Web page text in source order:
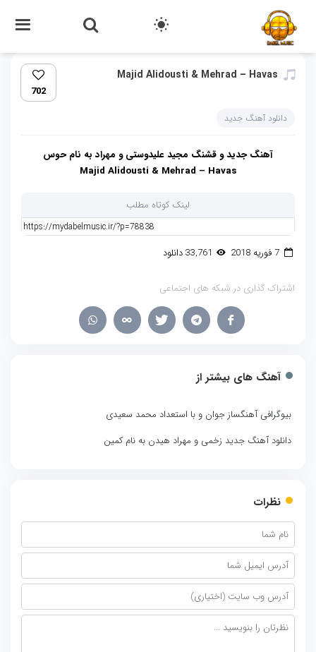
Majid Alidousti & Mehrad – Havas
702
دانلود آهنگ جدید
آهنگ جدید و قشنگ مجید علیدوستی و مهراد به نام حوس
Majid Alidousti & Mehrad – Havas
لینک کوتاه مطلب
7 فوریه 2018
اشتراک گذاری در شبکه های اجتماعی
آهنگ های بیشتر از
بیوگرافی آهنگساز جوان و با استعداد محمد سعیدی
دانلود آهنگ جدید زخمی و مهراد هیدن به نام کمین
نظرات